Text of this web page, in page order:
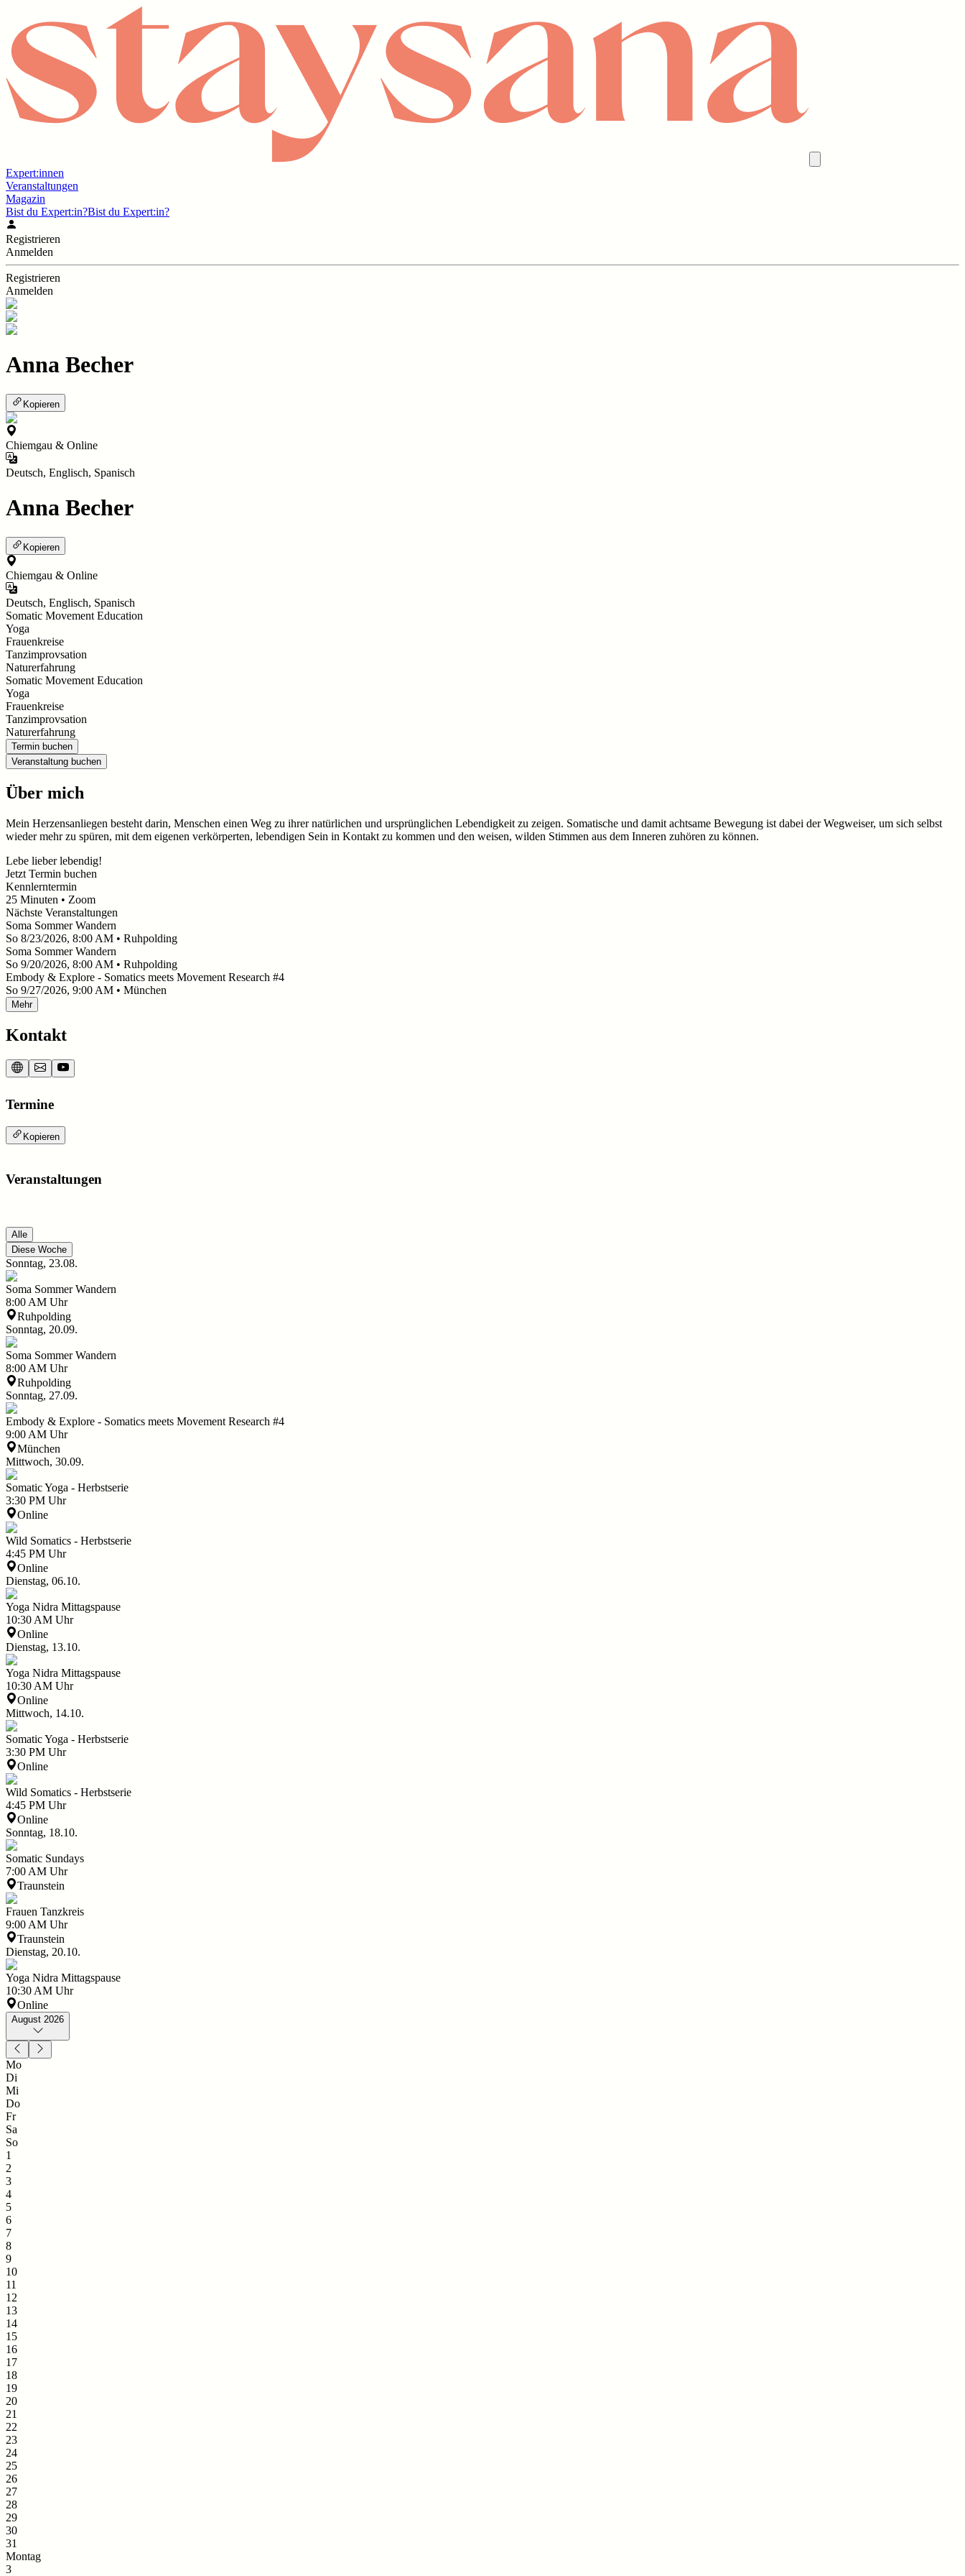
Expert:innen
Veranstaltungen
Magazin
Bist du Expert:in?Bist du Expert:in?
Registrieren
Anmelden
Registrieren
Anmelden
Anna Becher
Kopieren
Chiemgau & Online
Deutsch, Englisch, Spanisch
Anna Becher
Kopieren
Chiemgau & Online
Deutsch, Englisch, Spanisch
Somatic Movement Education
Yoga
Frauenkreise
Tanzimprovsation
Naturerfahrung
Somatic Movement Education
Yoga
Frauenkreise
Tanzimprovsation
Naturerfahrung
Termin buchen
Veranstaltung buchen
Über mich
Mein Herzensanliegen besteht darin, Menschen einen Weg zu ihrer natürlichen und ursprünglichen Lebendigkeit zu zeigen. Somatische und damit achtsame Bewegung ist dabei der Wegweiser, um sich selbst
wieder mehr zu spüren, mit dem eigenen verkörperten, lebendigen Sein in Kontakt zu kommen und den weisen, wilden Stimmen aus dem Inneren zuhören zu können.
Lebe lieber lebendig!
Jetzt Termin buchen
Kennlerntermin
25 Minuten • Zoom
Nächste Veranstaltungen
Soma Sommer Wandern
So 8/23/2026, 8:00 AM • Ruhpolding
Soma Sommer Wandern
So 9/20/2026, 8:00 AM • Ruhpolding
Embody & Explore - Somatics meets Movement Research #4
So 9/27/2026, 9:00 AM • München
Mehr
Kontakt
Termine
Kopieren
Veranstaltungen
Alle
Diese Woche
Sonntag, 23.08.
Soma Sommer Wandern
8:00 AM Uhr
Ruhpolding
Sonntag, 20.09.
Soma Sommer Wandern
8:00 AM Uhr
Ruhpolding
Sonntag, 27.09.
Embody & Explore - Somatics meets Movement Research #4
9:00 AM Uhr
München
Mittwoch, 30.09.
Somatic Yoga - Herbstserie
3:30 PM Uhr
Online
Wild Somatics - Herbstserie
4:45 PM Uhr
Online
Dienstag, 06.10.
Yoga Nidra Mittagspause
10:30 AM Uhr
Online
Dienstag, 13.10.
Yoga Nidra Mittagspause
10:30 AM Uhr
Online
Mittwoch, 14.10.
Somatic Yoga - Herbstserie
3:30 PM Uhr
Online
Wild Somatics - Herbstserie
4:45 PM Uhr
Online
Sonntag, 18.10.
Somatic Sundays
7:00 AM Uhr
Traunstein
Frauen Tanzkreis
9:00 AM Uhr
Traunstein
Dienstag, 20.10.
Yoga Nidra Mittagspause
10:30 AM Uhr
Online
August 2026
Mo
Di
Mi
Do
Fr
Sa
So
1
2
3
4
5
6
7
8
9
10
11
12
13
14
15
16
17
18
19
20
21
22
23
24
25
26
27
28
29
30
31
Montag
3